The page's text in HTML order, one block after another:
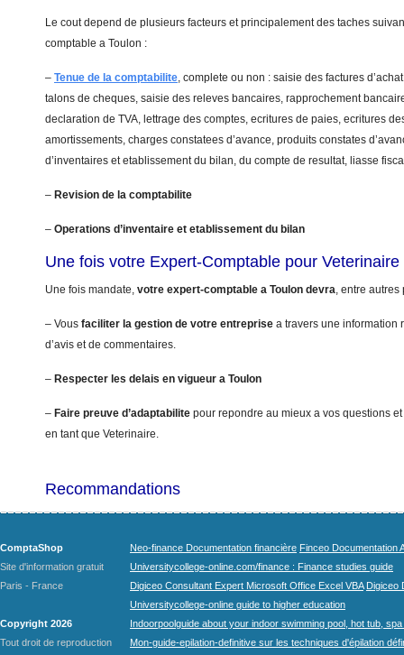
Le cout depend de plusieurs facteurs et principalement des taches
comptable a Toulon :
– Tenue de la comptabilite, complete ou non : saisie des factures
talons de cheques, saisie des releves bancaires, rapprochement
declaration de TVA, lettrage des comptes, ecritures de paies, ecritures
amortissements, charges constatees d’avance, produits constates
d’inventaires et etablissement du bilan, du compte de resultat, liasse
– Revision de la comptabilite
– Operations d’inventaire et etablissement du bilan
Une fois votre Expert-Comptable pour
Une fois mandate, votre expert-comptable a Toulon devra, entre autres
– Vous faciliter la gestion de votre entreprise a travers une information
d’avis et de commentaires.
– Respecter les delais en vigueur a Toulon
– Faire preuve d’adaptabilite pour repondre au mieux a vos questions
en tant que Veterinaire.
Recommandations
ComptaShop
Site d'information gratuit
Paris - France
Copyright 2026
Tout droit de reproduction
Neo-finance Documentation financière Finceo Documentation
Universitycollege-online.com/finance : Finance studies guide
Digiceo Consultant Expert Microsoft Office Excel VBA Digiceo
Universitycollege-online guide to higher education
Indoorpoolguide about your indoor swimming pool, hot tub,
Mon-guide-epilation-definitive sur les techniques d'épilation